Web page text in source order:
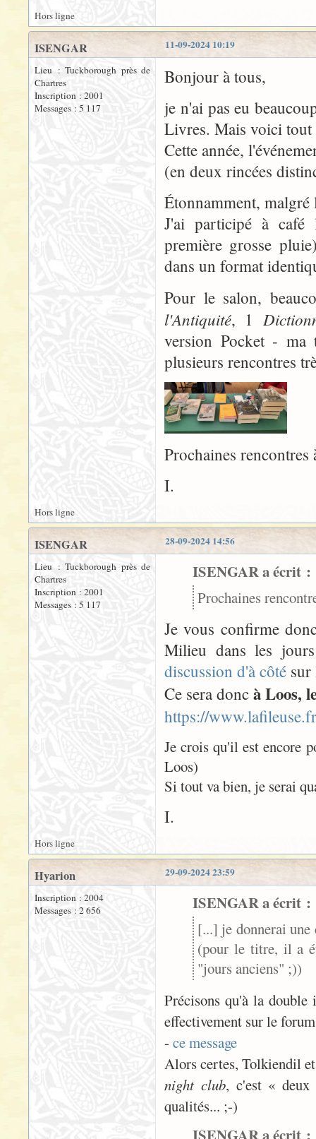
Hors ligne
11-09-2024 10:19
ISENGAR
Lieu : Tuckborough près de
Chartres
Inscription : 2001
Messages : 5 117
Bonjour à tous,
je n'ai pas eu
Livres. Mais voici tout
Cette année,
(en deux rincées
Étonnamment, malgré
J'ai participé à café
première grosse
dans un format
Pour le salon,
l'Antiquité, 1
version Pocket - ma
plusieurs rencontres
Prochaines
I.
Hors ligne
28-09-2024 14:56
ISENGAR
Lieu : Tuckborough près de
Chartres
Inscription : 2001
Messages : 5 117
ISENGAR a écrit :
Prochaines
Je vous confirme
Milieu dans les
discussion d'à côté
Ce sera donc à Loos,
https://
Je crois qu'il est encore
Loos)
Si tout va bien, je serai
I.
Hors ligne
29-09-2024 23:59
Hyarion
Inscription : 2004
Messages : 2 656
ISENGAR a écrit :
[...] je donnerai
(pour le titre, il a
"jours anciens" ;))
Précisons qu'à la
effectivement sur le
- ce message
Alors certes, Tolkiendil
night club, c'est « deux
qualités... ;-)